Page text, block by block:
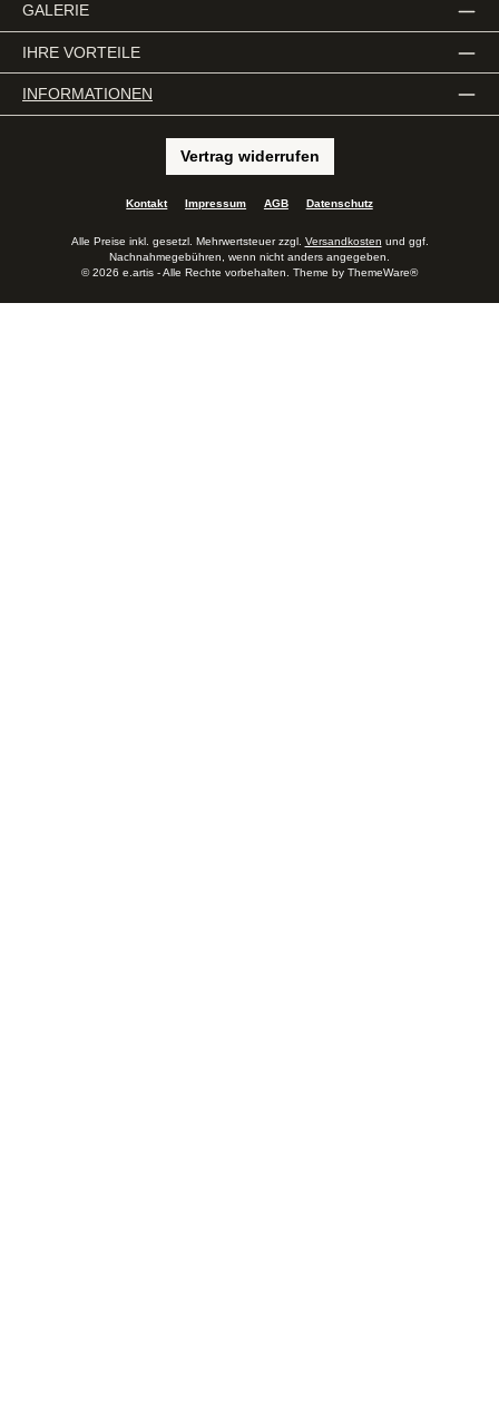
GALERIE
IHRE VORTEILE
INFORMATIONEN
Vertrag widerrufen
Kontakt Impressum AGB Datenschutz
Alle Preise inkl. gesetzl. Mehrwertsteuer zzgl. Versandkosten und ggf.
Nachnahmegebühren, wenn nicht anders angegeben.
© 2026 e.artis - Alle Rechte vorbehalten. Theme by ThemeWare®